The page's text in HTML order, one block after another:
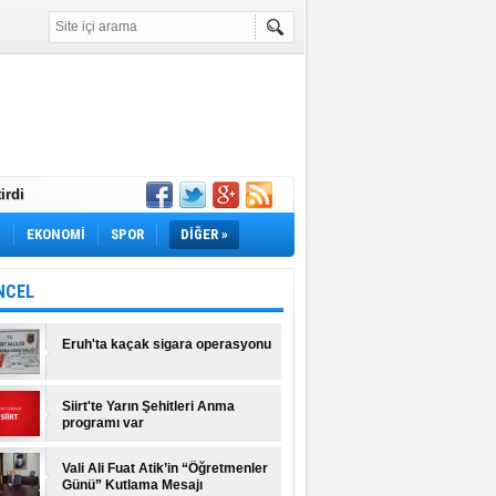
İş Arayanlar
Açıklandı!
Fiyatlar ve
EKONOMİ SPOR DİĞER »
Eruh'ta kaçak sigara operasyonu
Siirt'te Yarın Şehitleri Anma
programı var
Vali Ali Fuat Atik’in “Öğretmenler
Günü” Kutlama Mesajı